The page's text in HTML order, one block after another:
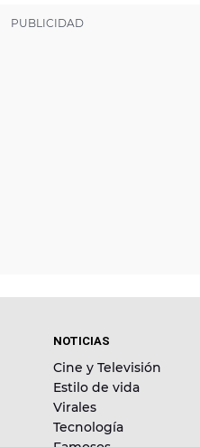
NOTICIAS
Cine y Televisión
Estilo de vida
Virales
Tecnología